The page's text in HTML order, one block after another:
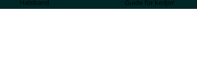
Halsband
Hängsmycken
Guide för kedjor
Sälj ditt guld